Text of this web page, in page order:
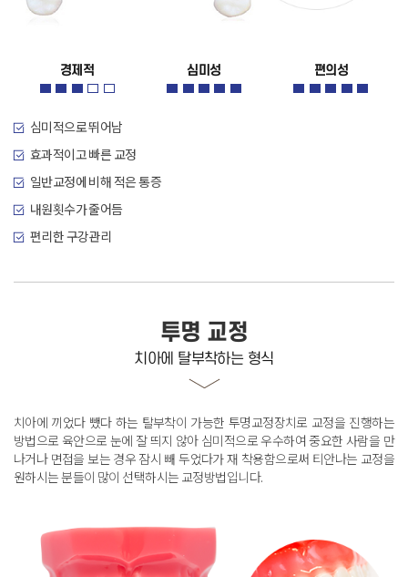
경제적 심미성 편의성
심미적으로 뛰어남
효과적이고 빠른 교정
일반교정에 비해 적은 통증
내원횟수가 줄어듬
편리한 구강관리
투명 교정
치아에 탈부착하는 형식
치아에 끼었다 뺐다 하는 탈부착이 가능한 투명교정장치로 교정을 진행하는
방법으로 육안으로 눈에 잘 띄지 않아 심미적으로 우수하여 중요한 사람을 만
나거나 면접을 보는 경우 잠시 빼 두었다가 재 착용함으로써 티안나는 교정을
원하시는 분들이 많이 선택하시는 교정방법입니다.